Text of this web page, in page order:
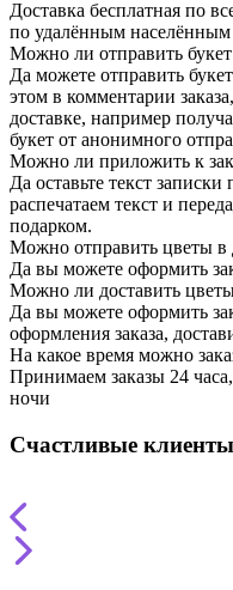
Доставка бесплатная по
по удалённым населённым
Можно ли отправить
Да можете отправить
этом в комментарии
доставке, например
букет от анонимного
Можно ли приложить к
Да оставьте текст
распечатаем текст и
подарком.
Можно отправить цветы в
Да вы можете оформить
Можно ли доставить
Да вы можете оформить
оформления заказа,
На какое время можно
Принимаем заказы 24
ночи
Счастливые